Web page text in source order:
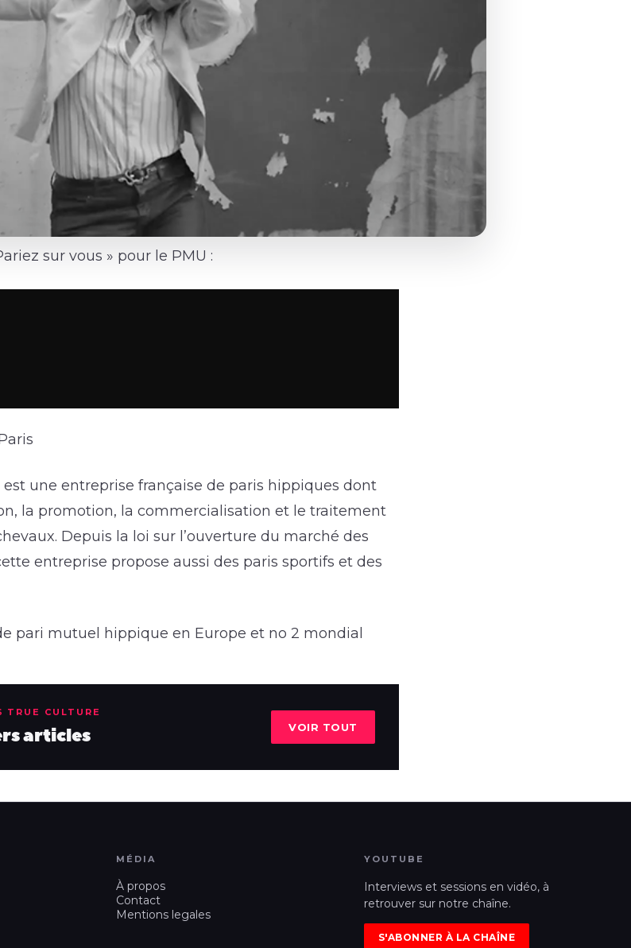
sur vous » pour le PMU :
une entreprise française de paris hippiques dont
la promotion, la commercialisation et le traitement
Depuis la loi sur l’ouverture du marché des
entreprise propose aussi des paris sportifs et des
pari mutuel hippique en Europe et no 2 mondial
TRUE CULTURE
articles VOIR TOUT
MÉDIA
À propos
Contact
Mentions legales
YOUTUBE
Interviews et sessions en vidéo, à
retrouver sur notre chaîne.
S'ABONNER À LA CHAÎNE